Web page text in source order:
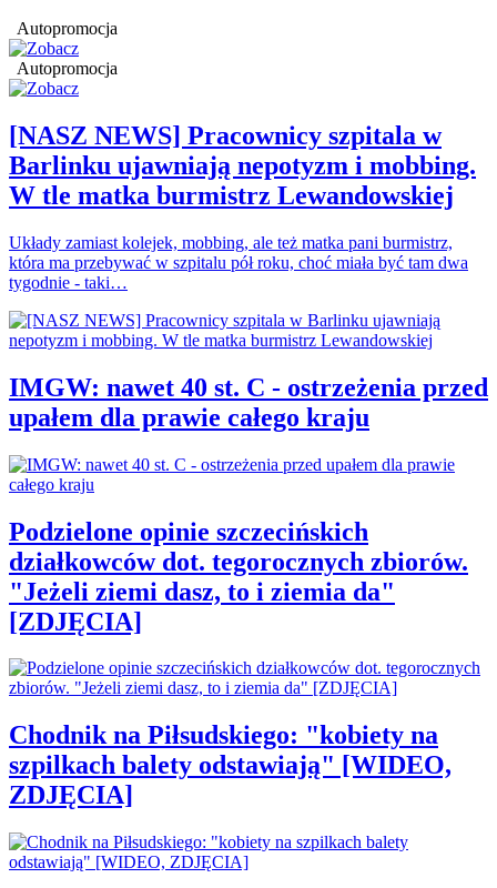
Autopromocja
Autopromocja
[NASZ NEWS] Pracownicy szpitala w
Barlinku ujawniają nepotyzm i mobbing.
W tle matka burmistrz Lewandowskiej
Układy zamiast kolejek, mobbing, ale też matka pani burmistrz,
która ma przebywać w szpitalu pół roku, choć miała być tam dwa
tygodnie - taki…
IMGW: nawet 40 st. C - ostrzeżenia przed
upałem dla prawie całego kraju
Podzielone opinie szczecińskich
działkowców dot. tegorocznych zbiorów.
"Jeżeli ziemi dasz, to i ziemia da"
[ZDJĘCIA]
Chodnik na Piłsudskiego: "kobiety na
szpilkach balety odstawiają" [WIDEO,
ZDJĘCIA]